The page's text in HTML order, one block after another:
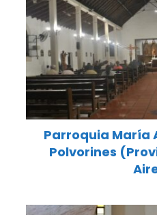
Parroquia María
Polvorines